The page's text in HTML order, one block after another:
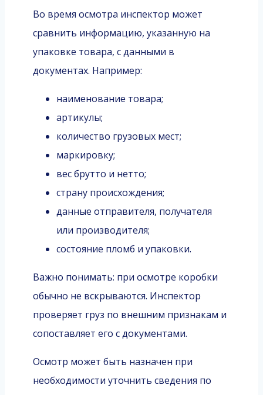
Во время осмотра инспектор может
сравнить информацию, указанную на
упаковке товара, с данными в
документах. Например:
наименование товара;
артикулы;
количество грузовых мест;
маркировку;
вес брутто и нетто;
страну происхождения;
данные отправителя, получателя
или производителя;
состояние пломб и упаковки.
Важно понимать: при осмотре коробки
обычно не вскрываются. Инспектор
проверяет груз по внешним признакам и
сопоставляет его с документами.
Осмотр может быть назначен при
необходимости уточнить сведения по